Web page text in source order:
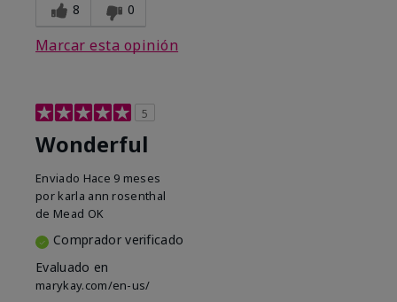
8 0
Marcar esta opinión
5
Wonderful
Enviado Hace 9 meses
por karla ann rosenthal
de Mead OK
Comprador verificado
Evaluado en
marykay.com/en-us/